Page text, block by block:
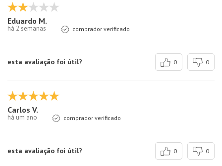
Eduardo M.
há 2 semanas comprador verificado
esta avaliação foi útil? 0 0
Carlos V.
há um ano comprador verificado
esta avaliação foi útil? 0 0